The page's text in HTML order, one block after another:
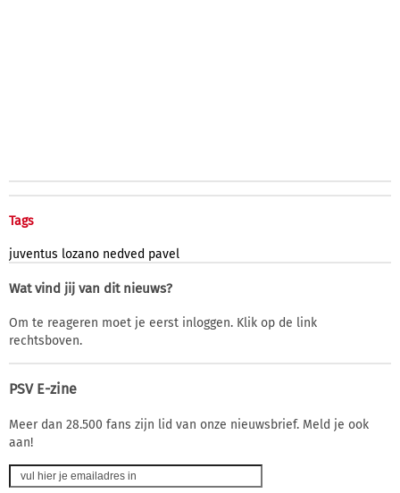
Tags
juventus lozano nedved pavel
Wat vind jij van dit nieuws?
Om te reageren moet je eerst inloggen. Klik op de link
rechtsboven.
PSV E-zine
Meer dan 28.500 fans zijn lid van onze nieuwsbrief. Meld je ook
aan!